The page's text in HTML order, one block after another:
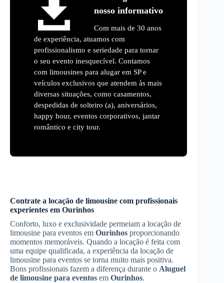
nosso informativo
Com mais de 30 anos
de experiência, atuamos com
profissionalismo e seriedade para tornar
o seu evento inesquecível. Contamos
com limousines para alugar em SP e
veículos exclusivos que atendem às mais
diversas situações, como casamentos,
despedidas de solteiro (a), aniversários,
happy hour, eventos corporativos, jantar
romântico e city tour.
Contrate a locação de limousine com profissionais
experientes em Ourinhos
Conforto, luxo e exclusividade permeiam a locação de
limousine para eventos em Ourinhos proporcionando
momentos memoráveis. Quando a locação é feita com
uma equipe qualificada, a experiência da locação de
limousine para eventos se torna muito mais positiva.
Bons profissionais fazem a diferença durante o Aluguel
de limousine para eventos em Ourinhos.